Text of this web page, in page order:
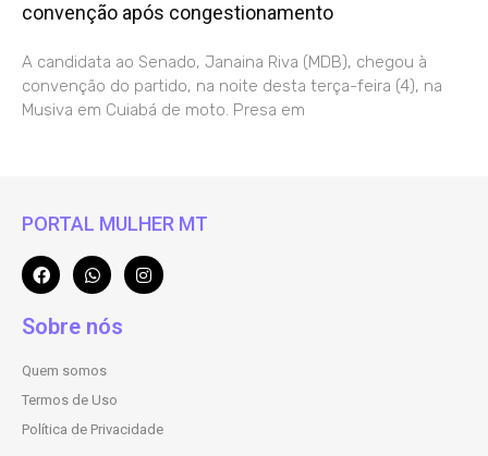
convenção após congestionamento
A candidata ao Senado, Janaina Riva (MDB), chegou à
convenção do partido, na noite desta terça-feira (4), na
Musiva em Cuiabá de moto. Presa em
PORTAL MULHER MT
Sobre nós
Quem somos
Termos de Uso
Política de Privacidade